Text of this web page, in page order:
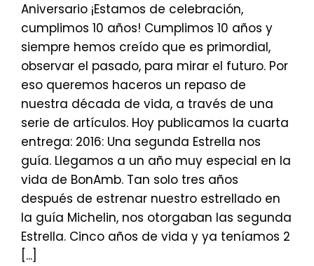
Aniversario ¡Estamos de celebración,
cumplimos 10 años! Cumplimos 10 años y
siempre hemos creído que es primordial,
observar el pasado, para mirar el futuro. Por
eso queremos haceros un repaso de
nuestra década de vida, a través de una
serie de artículos. Hoy publicamos la cuarta
entrega: 2016: Una segunda Estrella nos
guía. Llegamos a un año muy especial en la
vida de BonAmb. Tan solo tres años
después de estrenar nuestro estrellado en
la guía Michelin, nos otorgaban las segunda
Estrella. Cinco años de vida y ya teníamos 2
[...]